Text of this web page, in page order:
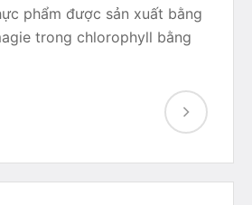
phẩm được sản xuất bằng
trong chlorophyll bằng